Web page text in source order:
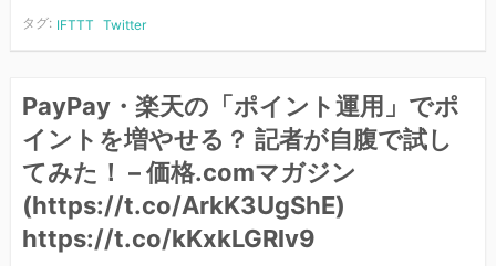
タグ: IFTTT Twitter
PayPay・楽天の「ポイント運用」でポ
イントを増やせる？ 記者が自腹で試し
てみた！ – 価格.comマガジン
(https://t.co/ArkK3UgShE)
https://t.co/kKxkLGRlv9